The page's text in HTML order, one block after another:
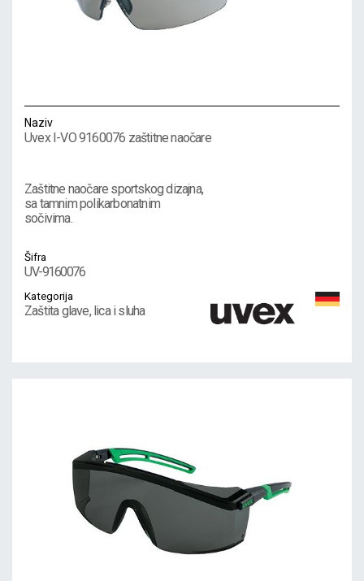
Naziv
Uvex I-VO 9160076 zaštitne naočare
Zaštitne naočare sportskog dizajna,
sa tamnim polikarbonatnim
sočivima.
Šifra
UV-9160076
Kategorija
Zaštita glave, lica i sluha